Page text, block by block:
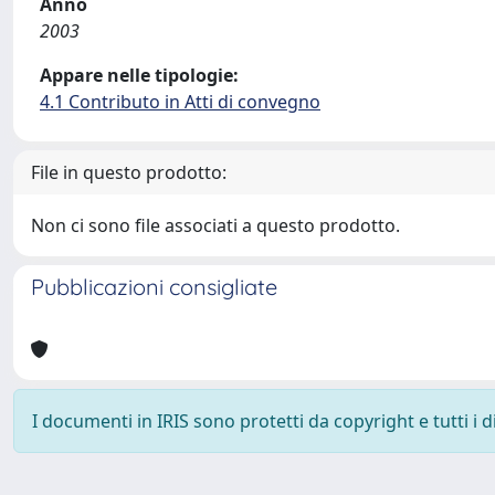
2003
Appare nelle tipologie:
4.1 Contributo in Atti di convegno
File in questo prodotto:
Non ci sono file associati a questo prodotto.
Pubblicazioni consigliate
I documenti in IRIS sono protetti da copyright e tutti i